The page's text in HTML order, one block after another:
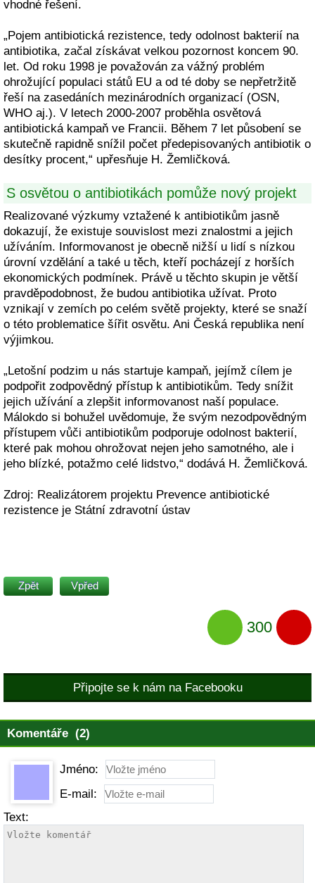
vhodné řešení.
„Pojem antibiotická rezistence, tedy odolnost bakterií na
antibiotika, začal získávat velkou pozornost koncem 90.
let. Od roku 1998 je považován za vážný problém
ohrožující populaci států EU a od té doby se nepřetržitě
řeší na zasedáních mezinárodních organizací (OSN,
WHO aj.). V letech 2000-2007 proběhla osvětová
antibiotická kampaň ve Francii. Během 7 let působení se
skutečně rapidně snížil počet předepisovaných antibiotik o
desítky procent,“ upřesňuje H. Žemličková.
S osvětou o antibiotikách pomůže nový projekt
Realizované výzkumy vztažené k antibiotikům jasně
dokazují, že existuje souvislost mezi znalostmi a jejich
užíváním. Informovanost je obecně nižší u lidí s nízkou
úrovní vzdělání a také u těch, kteří pocházejí z horších
ekonomických podmínek. Právě u těchto skupin je větší
pravděpodobnost, že budou antibiotika užívat. Proto
vznikají v zemích po celém světě projekty, které se snaží
o této problematice šířit osvětu. Ani Česká republika není
výjimkou.
„Letošní podzim u nás startuje kampaň, jejímž cílem je
podpořit zodpovědný přístup k antibiotikům. Tedy snížit
jejich užívání a zlepšit informovanost naší populace.
Málokdo si bohužel uvědomuje, že svým nezodpovědným
přístupem vůči antibiotikům podporuje odolnost bakterií,
které pak mohou ohrožovat nejen jeho samotného, ale i
jeho blízké, potažmo celé lidstvo,“ dodává H. Žemličková.
Zdroj: Realizátorem projektu Prevence antibiotické
rezistence je Státní zdravotní ústav
Zpět Vpřed
300
Připojte se k nám na Facebooku
Komentáře (2)
Jméno:
E-mail:
Text: